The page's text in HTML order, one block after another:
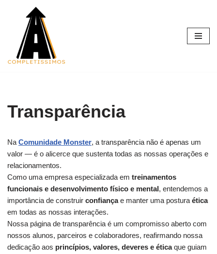
conteúdo
Transparência
Na Comunidade Monster, a transparência não é apenas um
valor — é o alicerce que sustenta todas as nossas operações e
relacionamentos.
Como uma empresa especializada em treinamentos
funcionais e desenvolvimento físico e mental, entendemos a
importância de construir confiançae manter uma postura ética
em todas as nossas interações.
Nossa página de transparência é um compromisso aberto com
nossos alunos, parceiros e colaboradores, reafirmando nossa
dedicação aos princípios, valores, deveres e éticaque guiam